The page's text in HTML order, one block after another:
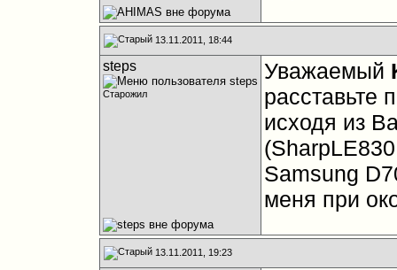
13.11.2011, 18:44
steps
Старожил
Уважаемый
расставьте
исходя из
Samsung
меня при
13.11.2011, 19:23